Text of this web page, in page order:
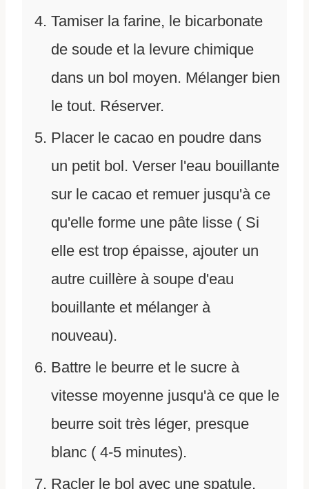
Tamiser la farine, le bicarbonate
de soude et la levure chimique
dans un bol moyen. Mélanger bien
le tout. Réserver.
Placer le cacao en poudre dans
un petit bol. Verser l'eau bouillante
sur le cacao et remuer jusqu'à ce
qu'elle forme une pâte lisse ( Si
elle est trop épaisse, ajouter un
autre cuillère à soupe d'eau
bouillante et mélanger à
nouveau).
Battre le beurre et le sucre à
vitesse moyenne jusqu'à ce que le
beurre soit très léger, presque
blanc ( 4-5 minutes).
Racler le bol avec une spatule.